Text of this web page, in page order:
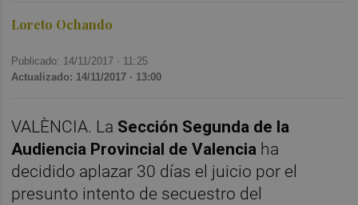
Loreto Ochando
Publicado: 14/11/2017 · 11:25
Actualizado: 14/11/2017 · 13:00
VALÈNCIA. La Sección Segunda de la
Audiencia Provincial de Valencia ha
decidido aplazar 30 días el juicio por el
presunto intento de secuestro del